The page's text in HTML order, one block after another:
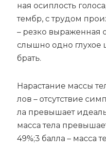
ная осип­лость
тембр, с тру­дом
– рез­ко вы­ра­жен­ная
слыш­но од­но глу­хое
брать.
На­рас­та­ние мас­сы
лов – от­сут­ствие
ла пре­вы­ша­ет
мас­са те­ла
49%;3 бал­ла – мас­са